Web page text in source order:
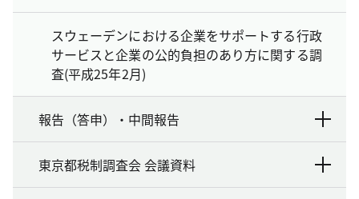
スウェーデンにおける企業をサポートする行政
サービスと企業の公的負担のあり方に関する調
査(平成25年2月)
報告（答申）・中間報告
東京都税制調査会 会議資料